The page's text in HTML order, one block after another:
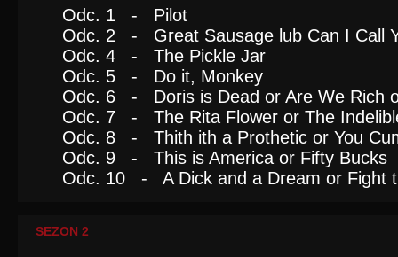
Odc. 1 - Pilot
Odc. 2 - Great Sausage lub Can I Call
Odc. 4 - The Pickle Jar
Odc. 5 - Do it, Monkey
Odc. 6 - Doris is Dead or Are We Rich
Odc. 7 - The Rita Flower or The
Odc. 8 - Thith ith a Prothetic or You
Odc. 9 - This is America or Fifty Bucks
Odc. 10 - A Dick and a Dream or Fight
SEZON 2